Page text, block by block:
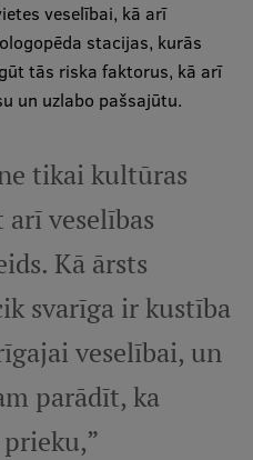
veselībai, kā arī
stacijas, kurās
tās riska faktorus, kā arī
un uzlabo pašsajūtu.
tikai kultūras
veselības
Kā ārsts
svarīga ir kustība
veselībai, un
parādīt, ka